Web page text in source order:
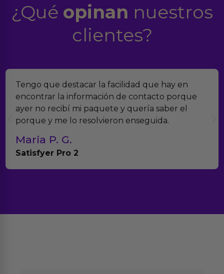
¿Qué opinan nuestros
clientes?
Tengo que destacar la facilidad que hay en
encontrar la información de contacto porque
ayer no recibí mi paquete y quería saber el
porque y me lo resolvieron enseguida.
Maria P. G.
Satisfyer Pro 2